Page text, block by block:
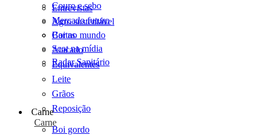
Entrevistas
Agro sustentável
Cartas
Scot na mídia
Radar Sanitário
Couro e sebo
Mercado futuro
Boi no mundo
Atacado
Equivalentes
Leite
Grãos
Reposição
Carne
Carne
Boi gordo